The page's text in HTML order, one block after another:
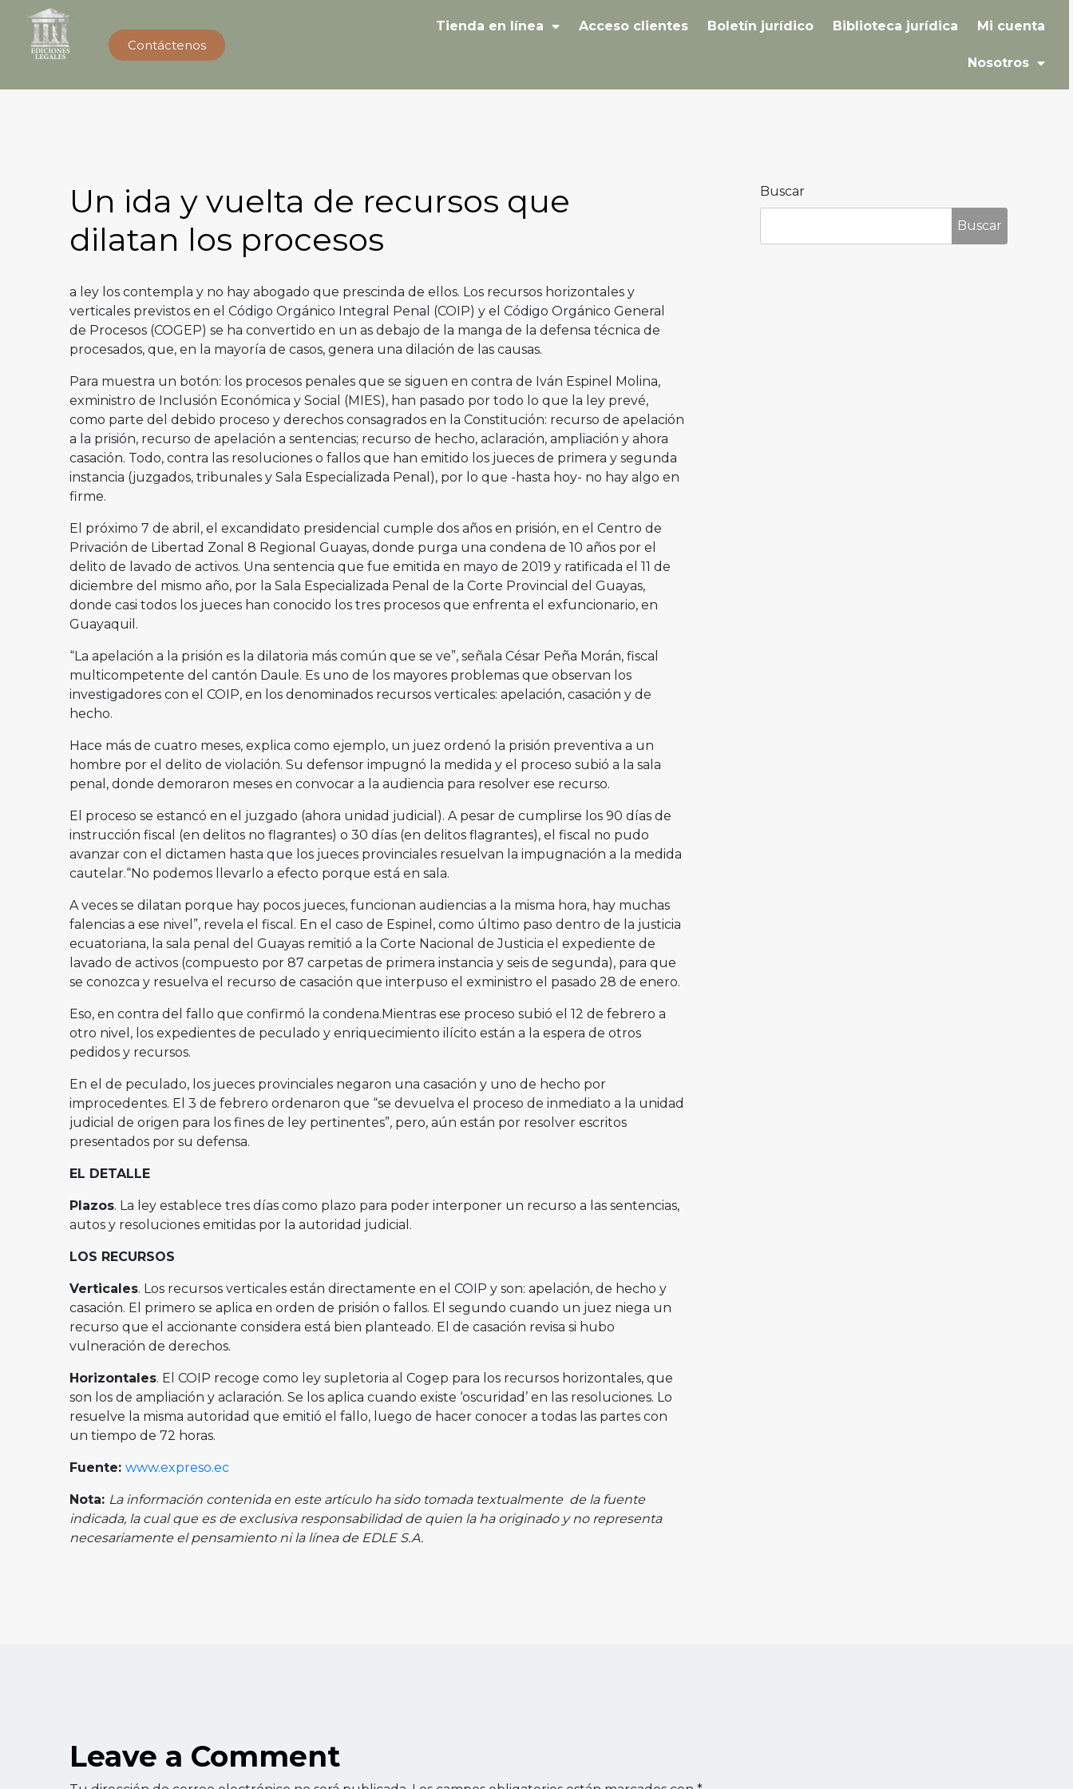
Contáctenos
Tienda en línea Acceso clientes Boletín jurídico Biblioteca jurídica Mi cuenta
Nosotros
Buscar
Buscar
Un ida y vuelta de recursos que
dilatan los procesos
a ley los contempla y no hay abogado que prescinda de ellos. Los recursos horizontales y
verticales previstos en el Código Orgánico Integral Penal (COIP) y el Código Orgánico General
de Procesos (COGEP) se ha convertido en un as debajo de la manga de la defensa técnica de
procesados, que, en la mayoría de casos, genera una dilación de las causas.
Para muestra un botón: los procesos penales que se siguen en contra de Iván Espinel Molina,
exministro de Inclusión Económica y Social (MIES), han pasado por todo lo que la ley prevé,
como parte del debido proceso y derechos consagrados en la Constitución: recurso de apelación
a la prisión, recurso de apelación a sentencias; recurso de hecho, aclaración, ampliación y ahora
casación. Todo, contra las resoluciones o fallos que han emitido los jueces de primera y segunda
instancia (juzgados, tribunales y Sala Especializada Penal), por lo que -hasta hoy- no hay algo en
firme.
El próximo 7 de abril, el excandidato presidencial cumple dos años en prisión, en el Centro de
Privación de Libertad Zonal 8 Regional Guayas, donde purga una condena de 10 años por el
delito de lavado de activos. Una sentencia que fue emitida en mayo de 2019 y ratificada el 11 de
diciembre del mismo año, por la Sala Especializada Penal de la Corte Provincial del Guayas,
donde casi todos los jueces han conocido los tres procesos que enfrenta el exfuncionario, en
Guayaquil.
“La apelación a la prisión es la dilatoria más común que se ve”, señala César Peña Morán, fiscal
multicompetente del cantón Daule. Es uno de los mayores problemas que observan los
investigadores con el COIP, en los denominados recursos verticales: apelación, casación y de
hecho.
Hace más de cuatro meses, explica como ejemplo, un juez ordenó la prisión preventiva a un
hombre por el delito de violación. Su defensor impugnó la medida y el proceso subió a la sala
penal, donde demoraron meses en convocar a la audiencia para resolver ese recurso.
El proceso se estancó en el juzgado (ahora unidad judicial). A pesar de cumplirse los 90 días de
instrucción fiscal (en delitos no flagrantes) o 30 días (en delitos flagrantes), el fiscal no pudo
avanzar con el dictamen hasta que los jueces provinciales resuelvan la impugnación a la medida
cautelar.“No podemos llevarlo a efecto porque está en sala.
A veces se dilatan porque hay pocos jueces, funcionan audiencias a la misma hora, hay muchas
falencias a ese nivel”, revela el fiscal. En el caso de Espinel, como último paso dentro de la justicia
ecuatoriana, la sala penal del Guayas remitió a la Corte Nacional de Justicia el expediente de
lavado de activos (compuesto por 87 carpetas de primera instancia y seis de segunda), para que
se conozca y resuelva el recurso de casación que interpuso el exministro el pasado 28 de enero.
Eso, en contra del fallo que confirmó la condena.Mientras ese proceso subió el 12 de febrero a
otro nivel, los expedientes de peculado y enriquecimiento ilícito están a la espera de otros
pedidos y recursos.
En el de peculado, los jueces provinciales negaron una casación y uno de hecho por
improcedentes. El 3 de febrero ordenaron que “se devuelva el proceso de inmediato a la unidad
judicial de origen para los fines de ley pertinentes”, pero, aún están por resolver escritos
presentados por su defensa.
EL DETALLE
Plazos. La ley establece tres días como plazo para poder interponer un recurso a las sentencias,
autos y resoluciones emitidas por la autoridad judicial.
LOS RECURSOS
Verticales. Los recursos verticales están directamente en el COIP y son: apelación, de hecho y
casación. El primero se aplica en orden de prisión o fallos. El segundo cuando un juez niega un
recurso que el accionante considera está bien planteado. El de casación revisa si hubo
vulneración de derechos.
Horizontales. El COIP recoge como ley supletoria al Cogep para los recursos horizontales, que
son los de ampliación y aclaración. Se los aplica cuando existe ‘oscuridad’ en las resoluciones. Lo
resuelve la misma autoridad que emitió el fallo, luego de hacer conocer a todas las partes con
un tiempo de 72 horas.
Fuente: www.expreso.ec
Nota: La información contenida en este artículo ha sido tomada textualmente de la fuente
indicada, la cual que es de exclusiva responsabilidad de quien la ha originado y no representa
necesariamente el pensamiento ni la línea de EDLE S.A.
Leave a Comment